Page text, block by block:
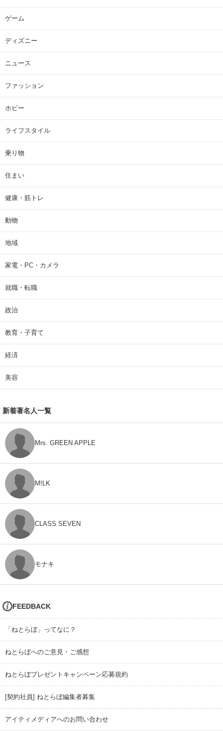
ゲーム
ディズニー
ニュース
ファッション
ホビー
ライフスタイル
乗り物
住まい
健康・筋トレ
動物
地域
家電・PC・カメラ
就職・転職
政治
教育・子育て
経済
美容
新着著名人一覧
Mrs. GREEN APPLE
M!LK
CLASS SEVEN
モナキ
FEEDBACK
「ねとらぼ」ってなに？
ねとらぼへのご意見・ご感想
ねとらぼプレゼントキャンペーン応募規約
[契約社員] ねとらぼ編集者募集
アイティメディアへのお問い合わせ